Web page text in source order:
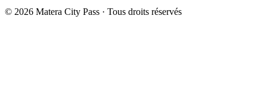
© 2026 Matera City Pass · Tous droits réservés